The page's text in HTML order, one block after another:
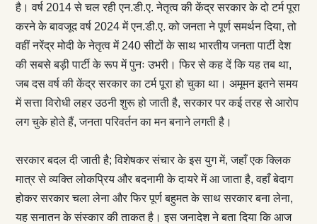
है। वर्ष 2014 से चल रही एन.डी.ए. नेतृत्व की केंद्र सरकार के दो टर्म पूरा
करने के बावजूद वर्ष 2024 में एन.डी.ए. को जनता ने पूर्ण समर्थन दिया, तो
वहीं नरेंद्र मोदी के नेतृत्व में 240 सीटों के साथ भारतीय जनता पार्टी देश
की सबसे बड़ी पार्टी के रूप में पुनः उभरी। फिर से कह दें कि यह तब था,
जब दस वर्ष की केंद्र सरकार का टर्म पूरा हो चुका था। अमूमन इतने समय
में सत्ता विरोधी लहर उठनी शुरू हो जाती है, सरकार पर कई तरह से आरोप
लग चुके होते हैं, जनता परिवर्तन का मन बनाने लगती है।
सरकार बदल दी जाती है; विशेषकर संचार के इस युग में, जहाँ एक क्लिक
मात्र से व्यक्ति लोकप्रिय और बदनामी के दायरे में आ जाता है, वहाँ बेदाग
होकर सरकार चला लेना और फिर पूर्ण बहुमत के साथ सरकार बना लेना,
यह सनातन के संस्कार की ताकत है। इस जनादेश ने बता दिया कि आज